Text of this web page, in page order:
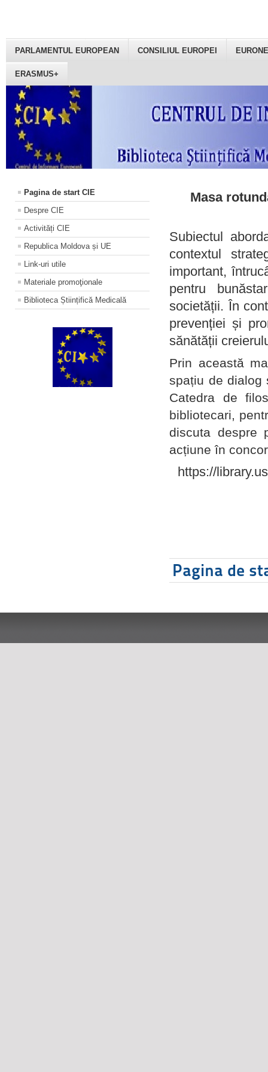
PARLAMENTUL EUROPEAN CONSILIUL EUROPEI
ERASMUS+
Pagina de start CIE
Despre CIE
Activități CIE
Republica Moldova și UE
Link-uri utile
Materiale promoţionale
Biblioteca Științifică Medicală
Masa
Subiectul
contextul
important,
pentru
societății. În
prevenției și
sănătății
Prin această
spațiu de dialog
Catedra de
bibliotecari,
discuta despre
acțiune în
https://
Pagina de